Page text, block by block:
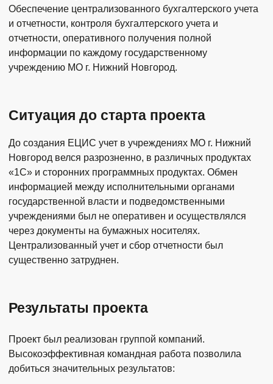
Обеспечение централизованного бухгалтерского учета
и отчетности, контроля бухгалтерского учета и
отчетности, оперативного получения полной
информации по каждому государственному
учреждению МО г. Нижний Новгород.
Ситуация до старта проекта
До создания ЕЦИС учет в учреждениях МО г. Нижний
Новгород велся разрозненно, в различных продуктах
«1С» и сторонних программных продуктах. Обмен
информацией между исполнительными органами
государственной власти и подведомственными
учреждениями был не оперативен и осуществлялся
через документы на бумажных носителях.
Централизованный учет и сбор отчетности был
существенно затруднен.
Результаты проекта
Проект был реализован группой компаний.
Высокоэффективная командная работа позволила
добиться значительных результатов: